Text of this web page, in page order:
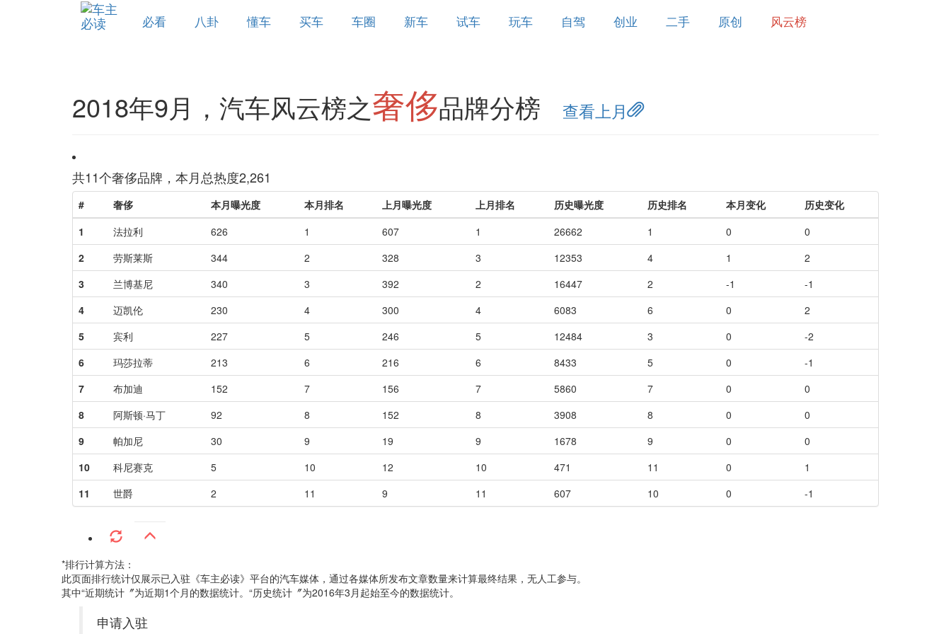
必看 八卦 懂车 买车 车圈 新车 试车 玩车 自驾 创业 二手 原创 风云榜
2018年9月，汽车风云榜之奢侈品牌分榜 查看上月
共11个奢侈品牌，本月总热度2,261
# 奢侈 本月曝光度 本月排名 上月曝光度 上月排名 历史曝光度 历史排名 本月变化
历史变化
1
法拉利 626 1 607 1 26662 1 0
0
2
劳斯莱斯 344 2 328 3 12353 4 1
2
3
兰博基尼 340 3 392 2 16447 2 -1
-1
4
迈凯伦 230 4 300 4 6083 6 0
2
5
宾利 227 5 246 5 12484 3 0
-2
6
玛莎拉蒂 213 6 216 6 8433 5 0
-1
7
布加迪 152 7 156 7 5860 7 0
0
8
阿斯顿·马丁 92 8 152 8 3908 8 0
0
9
帕加尼 30 9 19 9 1678 9 0
0
10
科尼赛克 5 10 12 10 471 11 0
1
11
世爵 2 11 9 11 607 10 0 -1
*排行计算方法：
此页面排行统计仅展示已入驻《车主必读》平台的汽车媒体，通过各媒体所发布文章数量来计算最终结果，无人工参与。
其中“近期统计〞为近期1个月的数据统计。“历史统计〞为2016年3月起始至今的数据统计。
申请入驻